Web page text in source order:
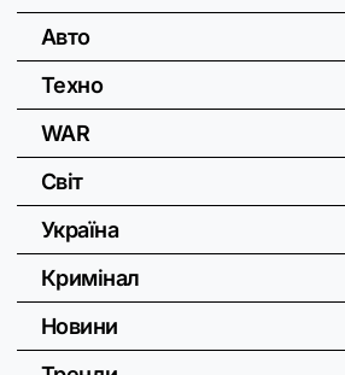
Авто
Техно
WAR
Світ
Україна
Кримінал
Новини